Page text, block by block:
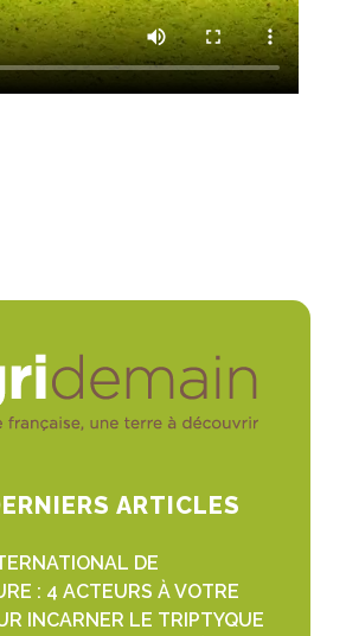
ARTICLES
DE
: 4 ACTEURS À VOTRE
INCARNER LE TRIPTYQUE